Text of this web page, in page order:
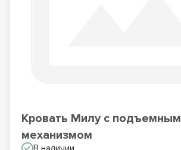
Кровать Милу с подъемным
механизмом